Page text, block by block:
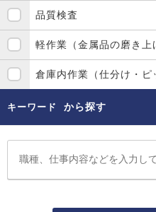
品質検査
軽作業（金属品の磨き上
倉庫内作業（仕分け・ピ
キーワード から探す